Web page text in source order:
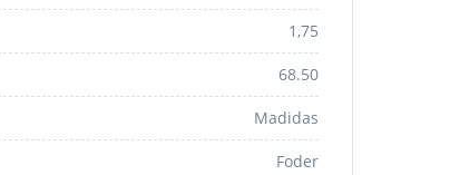
1,75
68.50
Madidas
Foder